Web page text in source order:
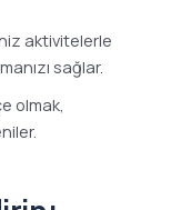
aktivitelerle
sağlar.
olmak,